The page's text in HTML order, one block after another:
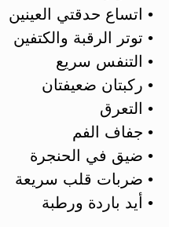
• اتساع حدقتي العينين
• توتر الرقبة والكتفين
• التنفس سريع
• ركبتان ضعيفتان
• التعرق
• جفاف الفم
• ضيق في الحنجرة
• ضربات قلب سريعة
• أيد باردة ورطبة